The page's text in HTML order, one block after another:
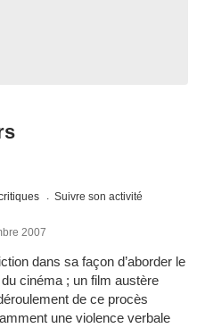
Suivre son activité
2007
dans sa façon d’aborder le
cinéma ; un film austère
de ce procès
une violence verbale